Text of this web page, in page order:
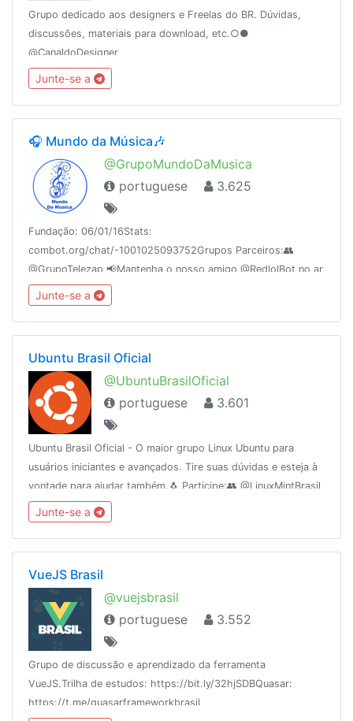
Grupo dedicado aos designers e Freelas do BR. Dúvidas,
discussões, materiais para download, etc.○●
@CanaldoDesigner
Junte-se a
🎧 Mundo da Música🎶
@GrupoMundoDaMusica
portuguese
3.625
Fundação: 06/01/16Stats:
combot.org/chat/-1001025093752Grupos Parceiros:👥
@GrupoTelezap 📢Mantenha o nosso amigo @RedlolBot no ar
🌐 apoia.se/redetelezap
Junte-se a
Ubuntu Brasil Oficial
@UbuntuBrasilOficial
portuguese
3.601
Ubuntu Brasil Oficial - O maior grupo Linux Ubuntu para
usuários iniciantes e avançados. Tire suas dúvidas e esteja à
vontade para ajudar também.🐧 Participe:👥 @LinuxMintBrasil
👥 @terminalgnulinux👥 @shellscript_x📢 @UbuntuBrasil
(canal)
Junte-se a
VueJS Brasil
@vuejsbrasil
portuguese
3.552
Grupo de discussão e aprendizado da ferramenta
VueJS.Trilha de estudos: https://bit.ly/32hjSDBQuasar:
https://t.me/quasarframeworkbrasil